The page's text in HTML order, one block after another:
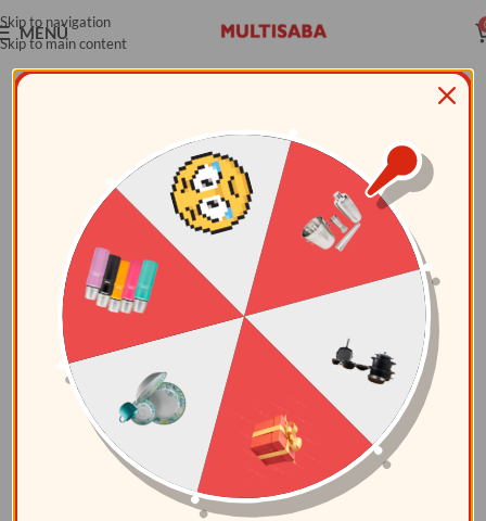
Skip to navigation
Skip to main content
MENÚ